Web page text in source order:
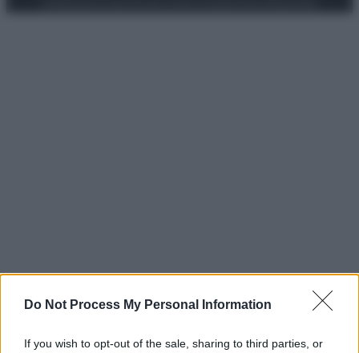
Do Not Process My Personal Information
If you wish to opt-out of the sale, sharing to third parties, or